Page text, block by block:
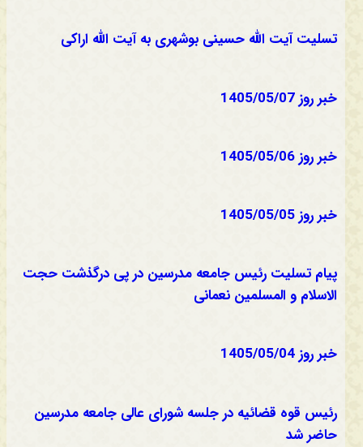
تسلیت آیت الله حسینی بوشهری به آیت الله اراکی
خبر روز 1405/05/07
خبر روز 1405/05/06
خبر روز 1405/05/05
پیام تسلیت رئیس جامعه مدرسین در پی درگذشت حجت
الاسلام و المسلمین نعمانی
خبر روز 1405/05/04
رئیس قوه قضائیه در جلسه شورای عالی جامعه مدرسین
حاضر شد